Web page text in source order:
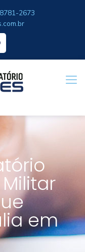
2673
em